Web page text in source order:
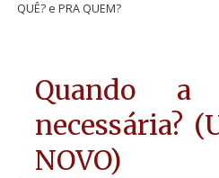
QUÊ? e PRA QUEM?
Quando a
necessária?
NOVO)